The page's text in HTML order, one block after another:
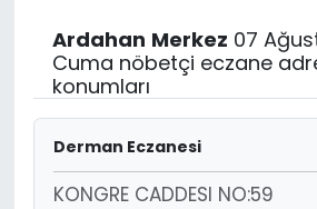
Ardahan Merkez 07
Cuma nöbetçi eczane
konumları
Derman Eczanesi
KONGRE CADDESI NO:59